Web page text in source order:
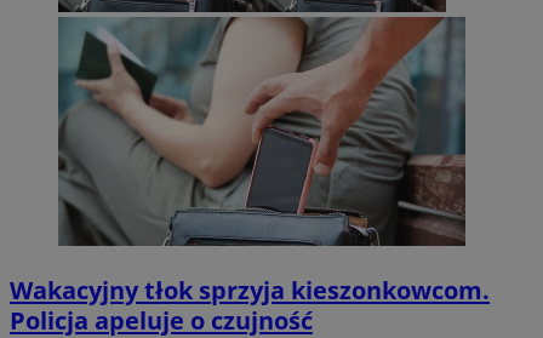
Wakacyjny tłok sprzyja kieszonkowcom.
Policja apeluje o czujność